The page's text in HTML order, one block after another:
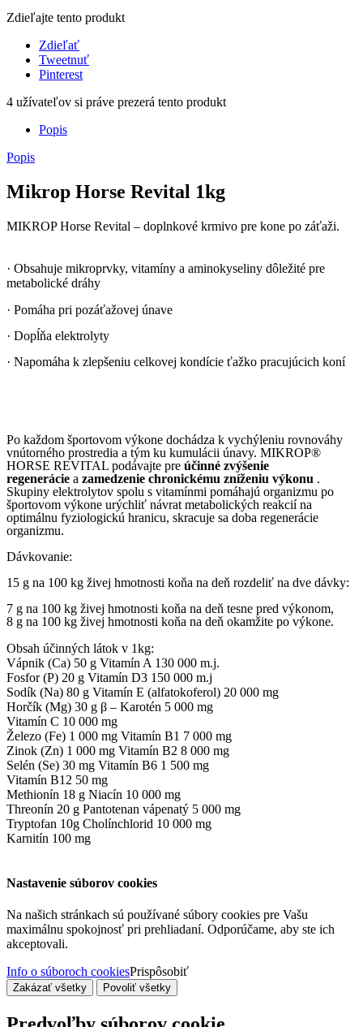
Zdieľajte tento produkt
Zdieľať
Tweetnuť
Pinterest
2 užívateľov si práve prezerá tento produkt
Popis
Popis
Mikrop Horse Revital 1kg
MIKROP Horse Revital – doplnkové krmivo pre kone po záťaži.
· Obsahuje mikroprvky, vitamíny a aminokyseliny dôležité pre
metabolické dráhy
· Pomáha pri pozáťažovej únave
· Dopĺňa elektrolyty
· Napomáha k zlepšeniu celkovej kondície ťažko pracujúcich koní
Po každom športovom výkone dochádza k vychýleniu rovnováhy
vnútorného prostredia a tým ku kumulácii únavy. MIKROP®
HORSE REVITAL podávajte pre účinné zvýšenie
regenerácie a zamedzenie chronickému zníženiu výkonu .
Skupiny elektrolytov spolu s vitamínmi pomáhajú organizmu po
športovom výkone urýchliť návrat metabolických reakcií na
optimálnu fyziologickú hranicu, skracuje sa doba regenerácie
organizmu.
Dávkovanie:
15 g na 100 kg živej hmotnosti koňa na deň rozdeliť na dve dávky:
7 g na 100 kg živej hmotnosti koňa na deň tesne pred výkonom,
8 g na 100 kg živej hmotnosti koňa na deň okamžite po výkone.
Obsah účinných látok v 1kg:
Vápnik (Ca) 50 g Vitamín A 130 000 m.j.
Fosfor (P) 20 g Vitamín D3 150 000 m.j
Sodík (Na) 80 g Vitamín E (alfatokoferol) 20 000 mg
Horčík (Mg) 30 g β – Karotén 5 000 mg
Vitamín C 10 000 mg
Železo (Fe) 1 000 mg Vitamín B1 7 000 mg
Zinok (Zn) 1 000 mg Vitamín B2 8 000 mg
Selén (Se) 30 mg Vitamín B6 1 500 mg
Vitamín B12 50 mg
Methionín 18 g Niacín 10 000 mg
Threonín 20 g Pantotenan vápenatý 5 000 mg
Tryptofan 10g Cholínchlorid 10 000 mg
Karnitín 100 mg
Nastavenie súborov cookies
Na našich stránkach sú používané súbory cookies pre Vašu
maximálnu spokojnosť pri prehliadaní. Odporúčame, aby ste ich
akceptovali.
Info o súboroch cookiesPrispôsobiť
Zakázať všetky Povoliť všetky